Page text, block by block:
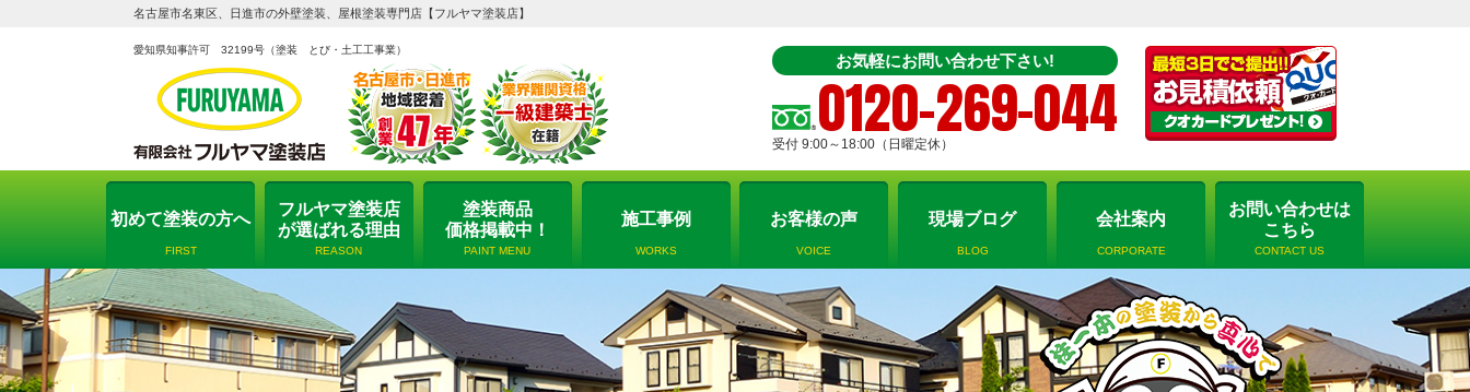
名古屋市名東区、日進市の外壁塗装、屋根塗装専門店【フルヤマ塗装店】
愛知県知事許可 32199号 （塗装 とび・土工工事業）
お気軽にお問い合わせ下さい!
0120-269-044
受付 9:00～18:00（日曜定休）
初めて塗装の方へ
FIRST
フルヤマ塗装店
が選ばれる理由
REASON
塗装商品
価格掲載中！
PAINT MENU
施工事例
WORKS
お客様の声
VOICE
現場ブログ
BLOG
会社案内
CORPORATE
お問い合わせは
こちら
CONTACT US